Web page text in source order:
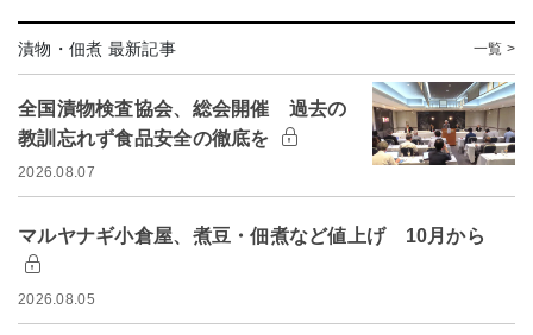
漬物・佃煮 最新記事 一覧 >
全国漬物検査協会、総会開催 過去の
教訓忘れず食品安全の徹底を
2026.08.07
マルヤナギ小倉屋、煮豆・佃煮など値上げ 10月から
2026.08.05